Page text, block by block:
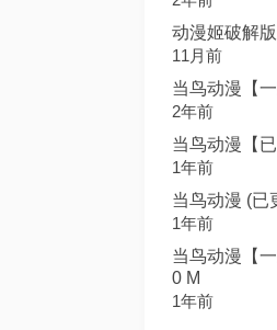
动漫姬破解
11月前
当鸟动漫【
2年前
当鸟动漫【
1年前
当鸟动漫 (已
1年前
当鸟动漫【
0 M
1年前